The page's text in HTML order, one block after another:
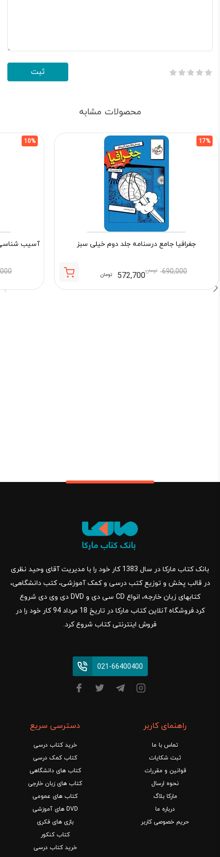
محصولات مشابه
17%
جغرافیا جامع درسنامه جلد دوم خیلی سبز
690,000 تومان572,700 تومان
10%
آسیب شناسی
بانک کتاب مارکا در سال 1383 کار خود را با مدیریت آقای وحید نظری
در قالب پخش و توزیع کتب درسی و کمک آموزشی، کتب دانشگاهی،
کتابهای زبان خارجه، انواع CD سی دی و DVD دی وی دی شروع
کرد.فروشگاه آنلاین کتاب مارکا در تاریخ 18 مرداد 94 کار خود را در
فروش اینترنتی کتاب شروع کرد.
021-66400400
راهنمای کاربر
تماس با ما
ثبت شکایات
قوانین و مقررات
نحوه ارسال
مارکا بلاگ
درباره ما
حریم خصوصی کاربر
دسترسی سریع
خرید کتاب درسی
کتاب کمک درسی
کتاب های دانشگاهی
کتاب های زبان خارجی
کتاب های عمومی
DVD های آموزشی
بازی های فکری
کتاب کنکور
خرید کتاب درسی